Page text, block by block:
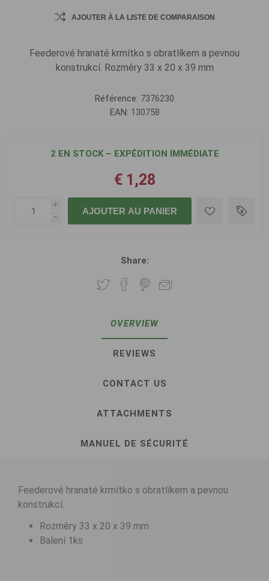
AJOUTER À LA LISTE DE COMPARAISON
Feederové hranaté krmítko s obratlíkem a pevnou
konstrukcí. Rozměry 33 x 20 x 39 mm
Référence: 7376230
EAN: 130758
2 EN STOCK – EXPÉDITION IMMÉDIATE
€ 1,28
i
h
AJOUTER AU PANIER
Share:
OVERVIEW
REVIEWS
CONTACT US
ATTACHMENTS
MANUEL DE SÉCURITÉ
Feederové hranaté krmítko s obratlíkem a pevnou
konstrukcí.
Rozměry 33 x 20 x 39 mm
Balení 1ks